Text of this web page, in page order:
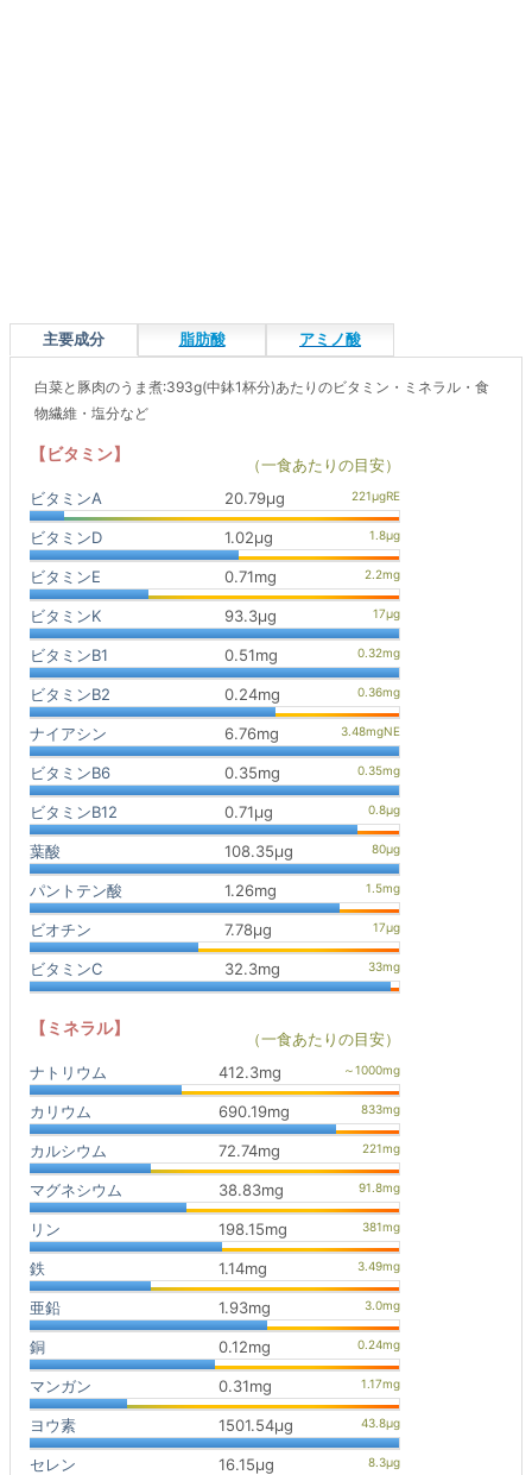
主要成分 脂肪酸 アミノ酸
白菜と豚肉のうま煮:393g(中鉢1杯分)あたりのビタミン・ミネラル・食
物繊維・塩分など
【ビタミン】
（一食あたりの目安）
ビタミンA
20.79μg
ビタミンD 1.02μg
ビタミンE 0.71mg
ビタミンK 93.3μg
ビタミンB1 0.51mg
ビタミンB2 0.24mg
ナイアシン 6.76mg
ビタミンB6 0.35mg
ビタミンB12 0.71μg
葉酸 108.35μg
パントテン酸 1.26mg
ビオチン 7.78μg
ビタミンC 32.3mg
【ミネラル】
（一食あたりの目安）
ナトリウム
412.3mg
カリウム 690.19mg
カルシウム 72.74mg
マグネシウム 38.83mg
リン 198.15mg
鉄 1.14mg
亜鉛 1.93mg
銅 0.12mg
マンガン 0.31mg
ヨウ素 1501.54μg
セレン 16.15μg